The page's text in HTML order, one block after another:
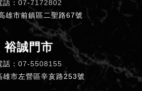
話： 07-7172802
雄市前鎮區二聖路67號
裕誠門市
話： 07-5508155
雄市左營區辛亥路253號